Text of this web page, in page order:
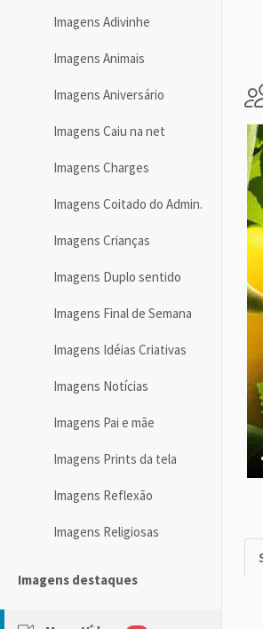
Imagens Adivinhe
Imagens Animais
Imagens Aniversário
Imagens Caiu na net
Imagens Charges
Imagens Coitado do Admin.
Imagens Crianças
Imagens Duplo sentido
Imagens Final de Semana
Imagens Idéias Criativas
Imagens Notícias
Imagens Pai e mãe
Imagens Prints da tela
Imagens Reflexão
Imagens Religiosas
Imagens destaques